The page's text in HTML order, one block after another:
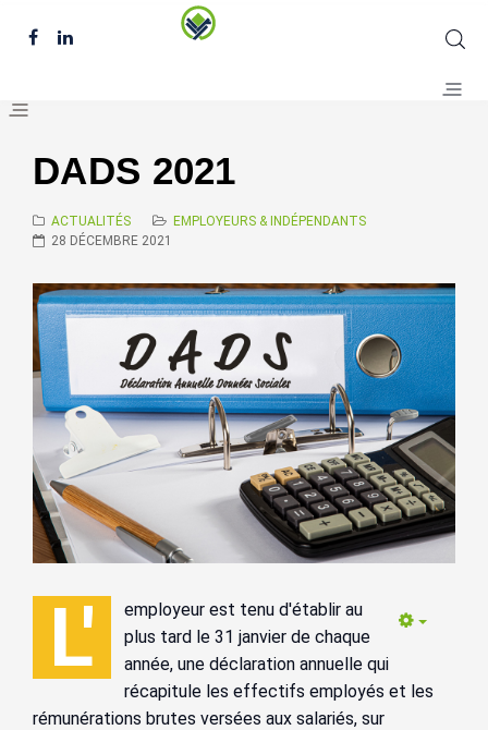
DADS 2021
ACTUALITÉS
EMPLOYEURS & INDÉPENDANTS
28 DÉCEMBRE 2021
L'
employeur est tenu d'établir au
plus tard le 31 janvier de chaque
année, une déclaration annuelle qui
récapitule les effectifs employés et les
rémunérations brutes versées aux salariés, sur